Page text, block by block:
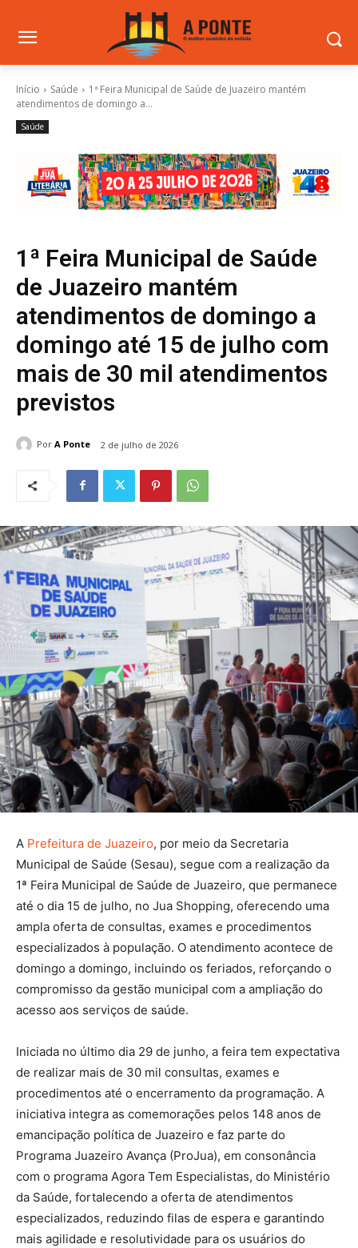
Início Saúde
1ª Feira Municipal de Saúde de Juazeiro mantém
atendimentos de domingo a...
Saúde
1ª Feira Municipal de Saúde
de Juazeiro mantém
atendimentos de domingo a
domingo até 15 de julho com
mais de 30 mil atendimentos
previstos
Por A Ponte 2 de julho de 2026
A Prefeitura de Juazeiro, por meio da Secretaria
Municipal de Saúde (Sesau), segue com a realização da
1ª Feira Municipal de Saúde de Juazeiro, que permanece
até o dia 15 de julho, no Jua Shopping, oferecendo uma
ampla oferta de consultas, exames e procedimentos
especializados à população. O atendimento acontece de
domingo a domingo, incluindo os feriados, reforçando o
compromisso da gestão municipal com a ampliação do
acesso aos serviços de saúde.
Iniciada no último dia 29 de junho, a feira tem expectativa
de realizar mais de 30 mil consultas, exames e
procedimentos até o encerramento da programação. A
iniciativa integra as comemorações pelos 148 anos de
emancipação política de Juazeiro e faz parte do
Programa Juazeiro Avança (ProJua), em consonância
com o programa Agora Tem Especialistas, do Ministério
da Saúde, fortalecendo a oferta de atendimentos
especializados, reduzindo filas de espera e garantindo
mais agilidade e resolutividade para os usuários do